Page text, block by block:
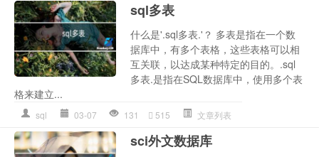
sql多表
什么是'.sql多表.'？ 多表是指在一个数
据库中，有多个表格，这些表格可以相
互关联，以达成某种特定的目的。.sql
多表.是指在SQL数据库中，使用多个表
格来建立...
sql 03-07 131 515 文章列表
sci外文数据库